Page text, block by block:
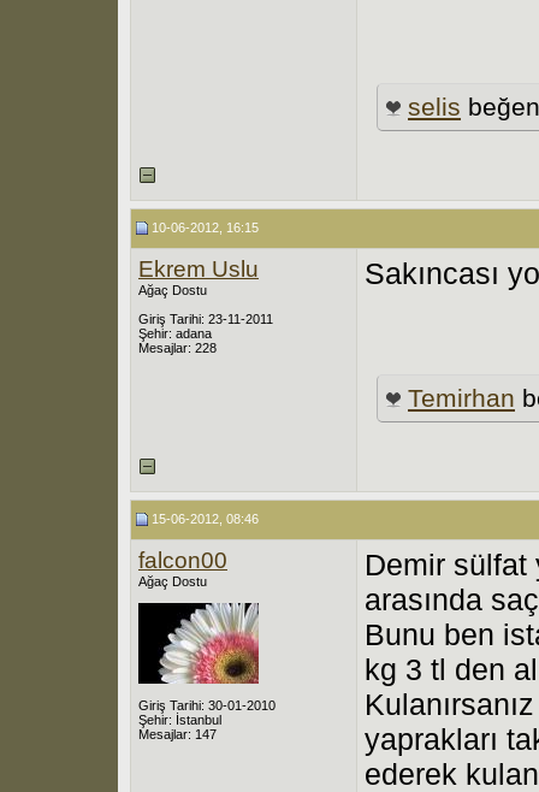
selis
10-06-2012, 16:15
Ekrem Uslu
Ağaç Dostu
Giriş Tarihi: 23-11-2011
Şehir: adana
Mesajlar: 228
Sakıncası
Temirhan
15-06-2012, 08:46
falcon00
Ağaç Dostu
Giriş Tarihi: 30-01-2010
Şehir: İstanbul
Mesajlar: 147
Demir sülfat
arasında
Bunu ben
kg 3 tl den
yaprakları
ederek